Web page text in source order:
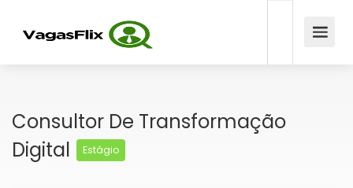
Consultor De Transformação
Digital
Estágio